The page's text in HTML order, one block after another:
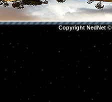
Copyright NedNet